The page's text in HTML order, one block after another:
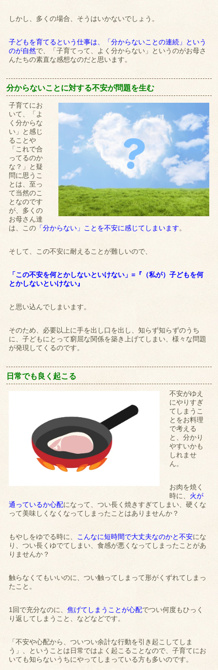
しかし、多くの場合、そうはいかないでしょう。
子どもを育てるという仕事は、「分からないことの連続」という
のが自然で、「子育てって、よく分からない」というのがお母さ
んたちの素直な感想なのだと思います。
分からないことに対する不安が問題を生む
子育てにお
いて、「よ
く分からな
い」と感じ
ることや
「これで合
ってるのか
な？」と疑
問に思うこ
とは、至っ
て当然のこ
となのです
が、多くの
お母さん達
は、この 「分からない」ことを不安に感じてしまいます。
そして、この不安に耐えることが難しいので、
「この不安を何とかしないといけない」=『（私が）子どもを何
とかしないといけない』
と思い込んでしまいます。
そのため、必要以上に手を出し口を出し、知らず知らずのうち
に、子どもにとって窮屈な関係を築き上げてしまい、様々な問題
が発現してくるのです。
日常でも良く起こる
不安がゆえ
にやりすぎ
てしまうこ
とをお料理
で考える
と、分かり
やすいかも
しれませ
ん。
お肉を焼く
時に、 火が
通っているか心配になって、つい長く焼きすぎてしまい、硬くな
って美味しくなくなってしまったことはありませんか？
もやしをゆでる時に、 こんなに短時間で大丈夫なのかと不安にな
り、つい長くゆでてしまい、食感が悪くなってしまったことがあ
りませんか？
触らなくてもいいのに、つい触ってしまって形がくずれてしまっ
たこと。
1回で充分なのに、焦げてしまうことが心配でつい何度もひっく
り返してしまうこと、などなどです。
「不安や心配から、ついつい余計な行動を引き起こしてしま
う」、ということは日常ではよく起こることなので、子育てにお
いても知らないうちにやってしまっている方も多いのです。